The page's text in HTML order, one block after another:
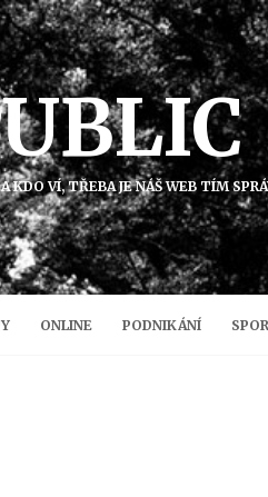
KDO VÍ, TŘEBA JE NÁŠ WEB TÍM
ONLINE PODNIKÁNÍ